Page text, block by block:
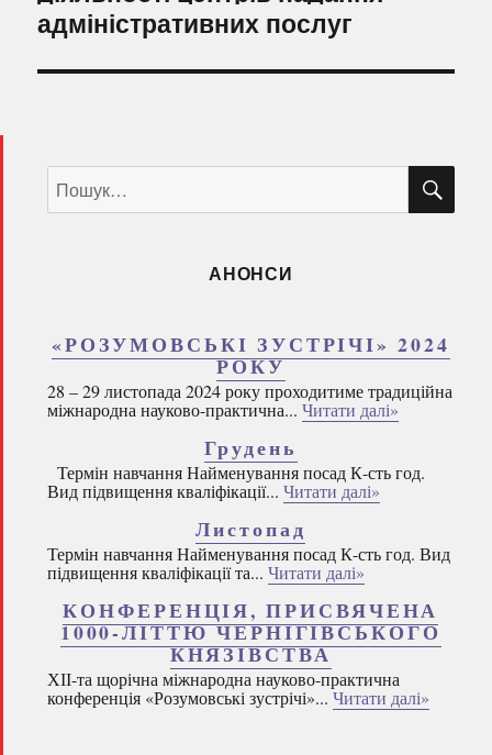
адміністративних послуг
за
запитом:
АНОНСИ
«РОЗУМОВСЬКІ ЗУСТРІЧІ» 2024
РОКУ
28 – 29 листопада 2024 року проходитиме традиційна
міжнародна науково-практична... Читати далі»
Грудень
Термін навчання Найменування посад К-сть год.
Вид підвищення кваліфікації... Читати далі»
Листопад
Термін навчання Найменування посад К-сть год. Вид
підвищення кваліфікації та... Читати далі»
КОНФЕРЕНЦІЯ, ПРИСВЯЧЕНА
1000-ЛІТТЮ ЧЕРНІГІВСЬКОГО
КНЯЗІВСТВА
ХІІ-та щорічна міжнародна науково-практична
конференція «Розумовські зустрічі»... Читати далі»